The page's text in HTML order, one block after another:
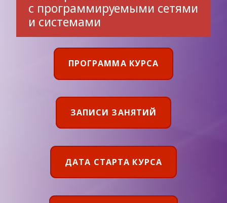
с программируемыми сетями
и системами
ПРОГРАММА КУРСА
ЗАПИСИ ЗАНЯТИЙ
ДАТА СТАРТА КУРСА